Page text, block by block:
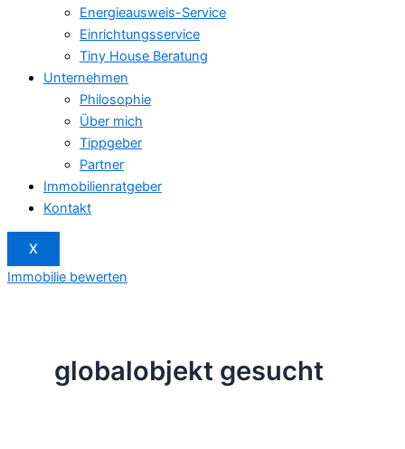
Energieausweis-Service
Einrichtungsservice
Tiny House Beratung
Unternehmen
Philosophie
Über mich
Tippgeber
Partner
Immobilienratgeber
Kontakt
X
Immobilie bewerten
globalobjekt gesucht